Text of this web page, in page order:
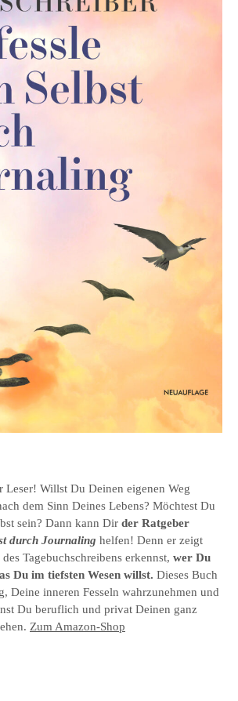
Leser! Willst Du Deinen eigenen Weg
dem Sinn Deines Lebens? Möchtest Du
sein? Dann kann Dir der Ratgeber
durch Journaling helfen! Denn er zeigt
Tagebuchschreibens erkennst, wer Du
Du im tiefsten Wesen willst. Dieses Buch
Deine inneren Fesseln wahrzunehmen und
Du beruflich und privat Deinen ganz
Zum Amazon-Shop